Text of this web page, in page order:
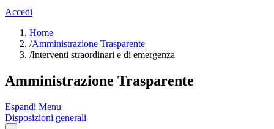
Accedi
Home
/Amministrazione Trasparente
/Interventi straordinari e di emergenza
Amministrazione Trasparente
Espandi Menu
Disposizioni generali